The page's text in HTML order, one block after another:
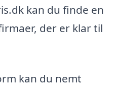
kan du finde en
der er klar til
kan du nemt